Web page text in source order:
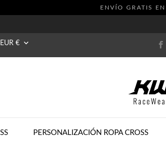
ENVÍO GRATIS
EUR € 
PERSONALIZACIÓN ROPA CROSS